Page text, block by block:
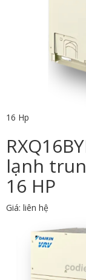
16 Hp
lạnh
16 HP
Giá: liên hệ